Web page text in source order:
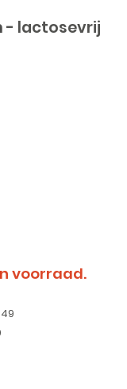
- lactosevrij
voorraad.